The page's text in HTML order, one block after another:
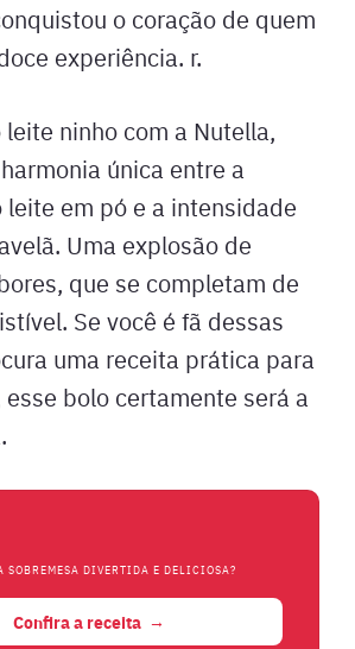
o coração de quem
experiência. r.
ninho com a Nutella,
única entre a
leite em pó e a intensidade
Uma explosão de
que se completam de
Se você é fã dessas
uma receita prática para
bolo certamente será a
SOBREMESA DIVERTIDA E DELICIOSA?
Confira a receita